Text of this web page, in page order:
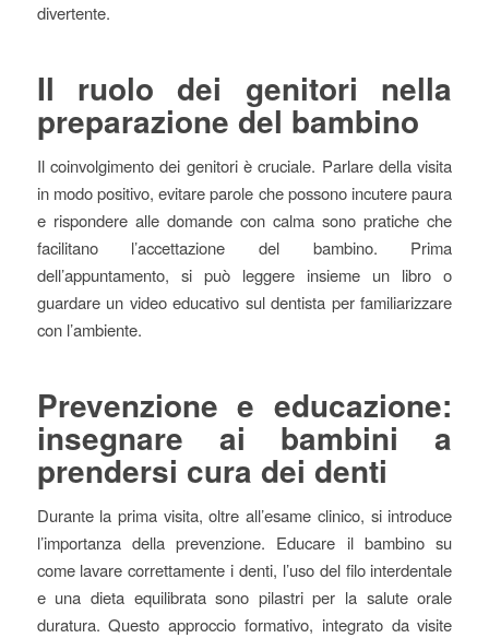
divertente.
Il ruolo dei genitori nella
preparazione del bambino
Il coinvolgimento dei genitori è cruciale. Parlare della visita
in modo positivo, evitare parole che possono incutere paura
e rispondere alle domande con calma sono pratiche che
facilitano l’accettazione del bambino. Prima
dell’appuntamento, si può leggere insieme un libro o
guardare un video educativo sul dentista per familiarizzare
con l’ambiente.
Prevenzione e educazione:
insegnare ai bambini a
prendersi cura dei denti
Durante la prima visita, oltre all’esame clinico, si introduce
l’importanza della prevenzione. Educare il bambino su
come lavare correttamente i denti, l’uso del filo interdentale
e una dieta equilibrata sono pilastri per la salute orale
duratura. Questo approccio formativo, integrato da visite